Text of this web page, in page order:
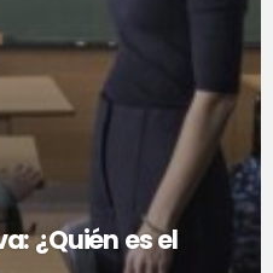
¿Quién es el